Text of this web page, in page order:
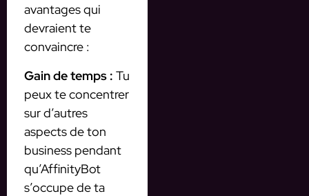
avantages qui
devraient te
convaincre :
Gain de temps : Tu
peux te concentrer
sur d’autres
aspects de ton
business pendant
qu’AffinityBot
s’occupe de ta